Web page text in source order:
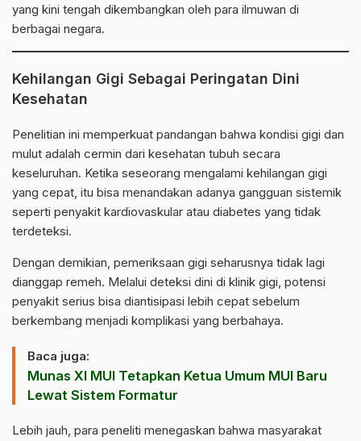
yang kini tengah dikembangkan oleh para ilmuwan di
berbagai negara.
Kehilangan Gigi Sebagai Peringatan Dini
Kesehatan
Penelitian ini memperkuat pandangan bahwa kondisi gigi dan
mulut adalah cermin dari kesehatan tubuh secara
keseluruhan. Ketika seseorang mengalami kehilangan gigi
yang cepat, itu bisa menandakan adanya gangguan sistemik
seperti penyakit kardiovaskular atau diabetes yang tidak
terdeteksi.
Dengan demikian, pemeriksaan gigi seharusnya tidak lagi
dianggap remeh. Melalui deteksi dini di klinik gigi, potensi
penyakit serius bisa diantisipasi lebih cepat sebelum
berkembang menjadi komplikasi yang berbahaya.
Baca juga:
Munas XI MUI Tetapkan Ketua Umum MUI Baru
Lewat Sistem Formatur
Lebih jauh, para peneliti menegaskan bahwa masyarakat